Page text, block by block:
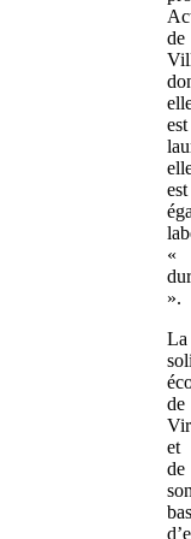
de
est
est
«
».
La
de
et
de